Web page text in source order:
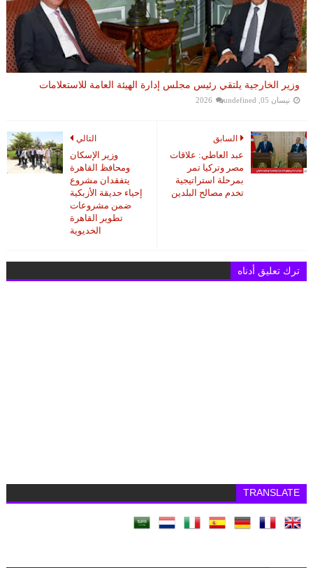
وزير الخارجية يلتقي رئيس مجلس إدارة الهيئة العامة للاستعلامات
نيسان 05, 2026 undefined
التالي
وزير الإسكان
ومحافظ القاهرة
يتفقدان مشروع
إحياء حديقة الأزبكية
ضمن مشروعات
تطوير القاهرة
الخديوية
السابق
عبد العاطي: علاقات
مصر وتركيا تمر
بمرحلة استراتيجية
تخدم مصالح البلدين
ترك تعليق أدناه
TRANSLATE